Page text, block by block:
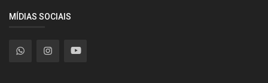
MÍDIAS SOCIAIS